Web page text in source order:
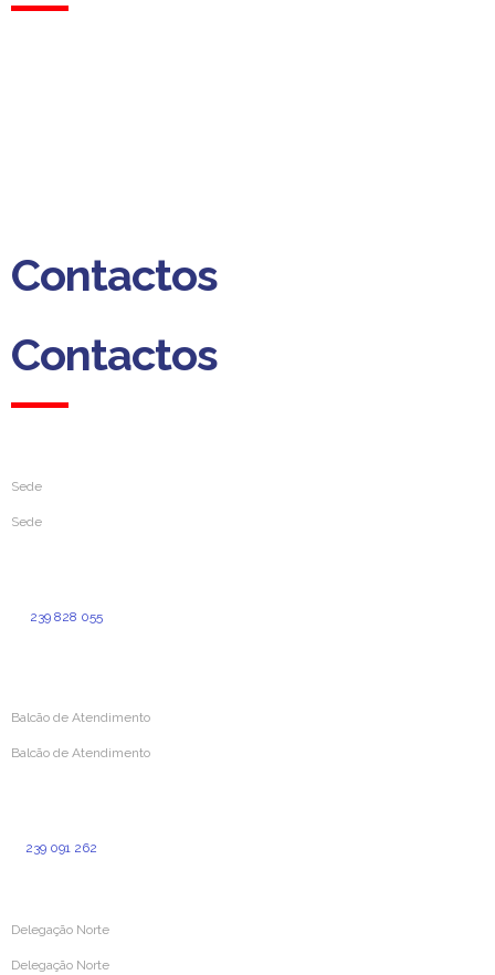
Contactos
Contactos
Sede
Sede
239 828 055
Balcão de Atendimento
Balcão de Atendimento
239 091 262
Delegação Norte
Delegação Norte